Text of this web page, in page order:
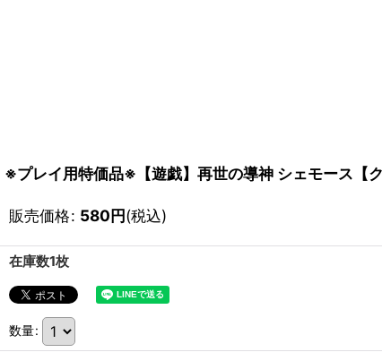
※プレイ用特価品※【遊戯】再世の導神 シェモース【
販売価格: 580円(税込)
在庫数1枚
数量: